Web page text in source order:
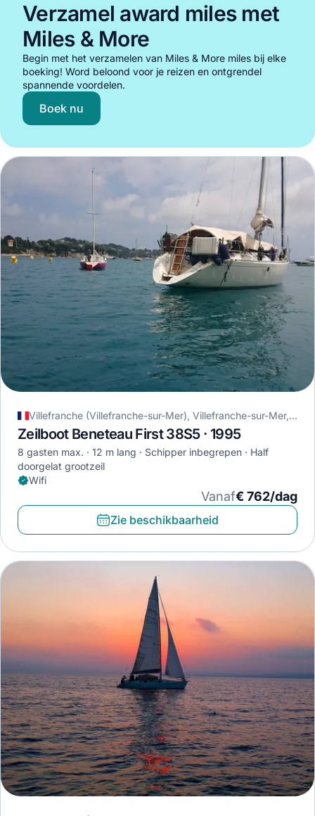
Verzamel award miles met
Miles & More
Begin met het verzamelen van Miles & More miles bij elke
boeking! Word beloond voor je reizen en ontgrendel
spannende voordelen.
Boek nu
Villefranche (Villefranche-sur-Mer), Villefranche-sur-Mer, Frankrijk
Zeilboot Beneteau First 38S5 · 1995
8 gasten max. 12 m lang Schipper inbegrepen
Half
doorgelat grootzeil
Wifi
Vanaf€ 762/dag
Zie beschikbaarheid